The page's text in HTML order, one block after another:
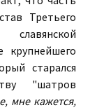
Третьего
старался
"шатров
мне кажется,